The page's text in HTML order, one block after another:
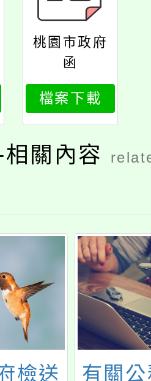
桃園市政府
函
檔案下載
關內容
檢送
有關